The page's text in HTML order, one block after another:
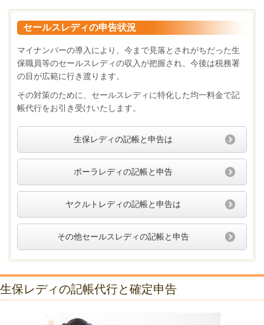
セールスレディの申告状況
マイナンバーの導入により、今まで見落とされがちだった生
保職員等のセールスレディの収入が把握され、今後は税務署
の目が広範に行き渡ります。
その対策のために、セールスレディに特化した均一料金で記
帳代行をお引き受けいたします。
生保レディの記帳と申告は
ポーラレディの記帳と申告
ヤクルトレディの記帳と申告は
その他セールスレディの記帳と申告
生保レディの記帳代行と確定申告